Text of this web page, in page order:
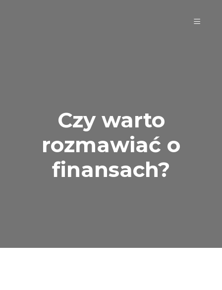
Czy warto
rozmawiać o
finansach?